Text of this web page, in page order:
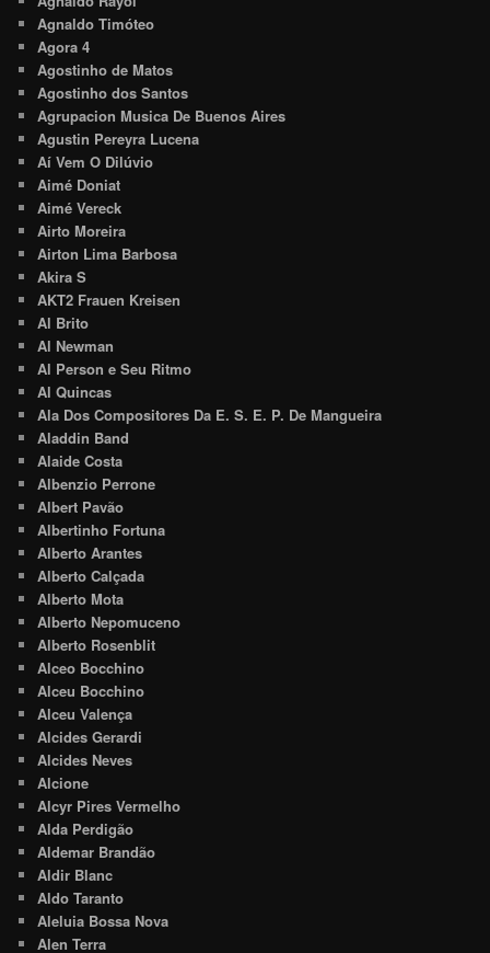
Agnaldo Timóteo
Agora 4
Agostinho de Matos
Agostinho dos Santos
Agrupacion Musica De Buenos Aires
Agustin Pereyra Lucena
Aí Vem O Dilúvio
Aimé Doniat
Aimé Vereck
Airto Moreira
Airton Lima Barbosa
Akira S
AKT2 Frauen Kreisen
Al Brito
Al Newman
Al Person e Seu Ritmo
Al Quincas
Ala Dos Compositores Da E. S. E. P. De Mangueira
Aladdin Band
Alaide Costa
Albenzio Perrone
Albert Pavão
Albertinho Fortuna
Alberto Arantes
Alberto Calçada
Alberto Mota
Alberto Nepomuceno
Alberto Rosenblit
Alceo Bocchino
Alceu Bocchino
Alceu Valença
Alcides Gerardi
Alcides Neves
Alcione
Alcyr Pires Vermelho
Alda Perdigão
Aldemar Brandão
Aldir Blanc
Aldo Taranto
Aleluia Bossa Nova
Alen Terra